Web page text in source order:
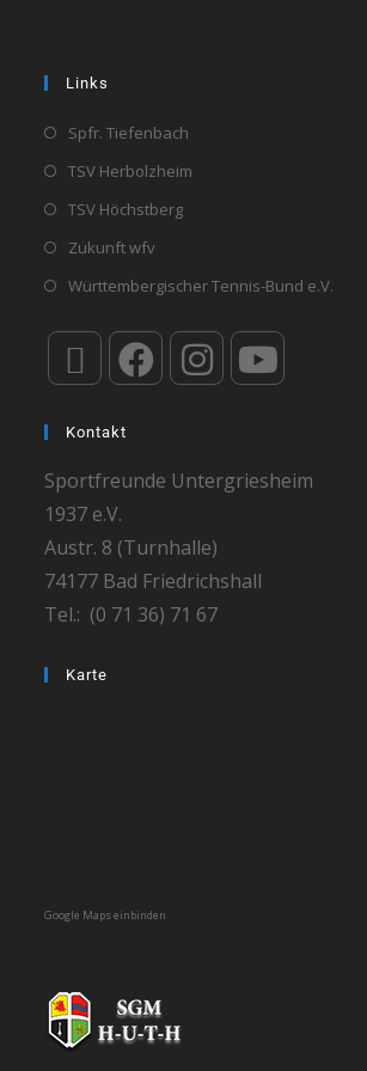
Links
Spfr. Tiefenbach
TSV Herbolzheim
TSV Höchstberg
Zukunft wfv
Württembergischer Tennis-Bund e.V.
Kontakt
Sportfreunde Untergriesheim
1937 e.V.
Austr. 8 (Turnhalle)
74177 Bad Friedrichshall
Tel.: (0 71 36) 71 67
Karte
Google Maps einbinden